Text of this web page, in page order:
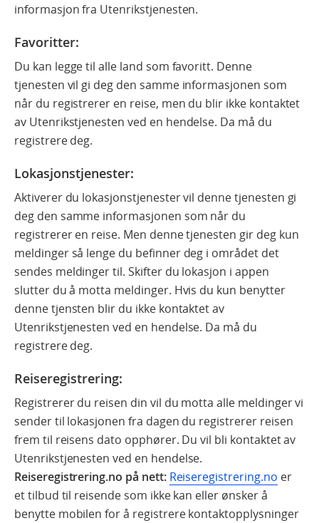
informasjon fra Utenrikstjenesten.
Favoritter:
Du kan legge til alle land som favoritt. Denne
tjenesten vil gi deg den samme informasjonen som
når du registrerer en reise, men du blir ikke kontaktet
av Utenrikstjenesten ved en hendelse. Da må du
registrere deg.
Lokasjonstjenester:
Aktiverer du lokasjonstjenester vil denne tjenesten gi
deg den samme informasjonen som når du
registrerer en reise. Men denne tjenesten gir deg kun
meldinger så lenge du befinner deg i området det
sendes meldinger til. Skifter du lokasjon i appen
slutter du å motta meldinger. Hvis du kun benytter
denne tjensten blir du ikke kontaktet av
Utenrikstjenesten ved en hendelse. Da må du
registrere deg.
Reiseregistrering:
Registrerer du reisen din vil du motta alle meldinger vi
sender til lokasjonen fra dagen du registrerer reisen
frem til reisens dato opphører. Du vil bli kontaktet av
Utenrikstjenesten ved en hendelse.
Reiseregistrering.no på nett: Reiseregistrering.no er
et tilbud til reisende som ikke kan eller ønsker å
benytte mobilen for å registrere kontaktopplysninger